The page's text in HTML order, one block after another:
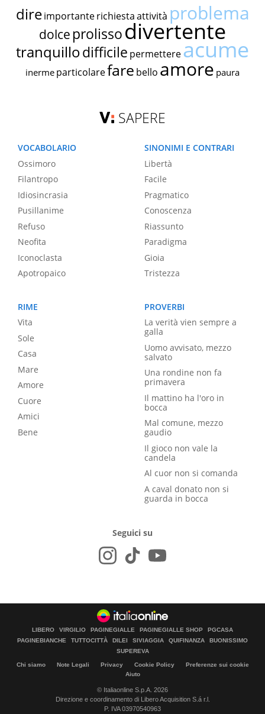
dire importante richiestaattività problema
dolce prolissodivertente
tranquillodifficile permettereacume
inerme particolarefare bello amore paura
SAPERE
VOCABOLARIO
Ossimoro
Filantropo
Idiosincrasia
Pusillanime
Refuso
Neofita
Iconoclasta
Apotropaico
SINONIMI E CONTRARI
Libertà
Facile
Pragmatico
Conoscenza
Riassunto
Paradigma
Gioia
Tristezza
RIME
Vita
Sole
Casa
Mare
Amore
Cuore
Amici
Bene
PROVERBI
La verità vien sempre a
galla
Uomo avvisato, mezzo
salvato
Una rondine non fa
primavera
Il mattino ha l'oro in
bocca
Mal comune, mezzo
gaudio
Il gioco non vale la
candela
Al cuor non si comanda
A caval donato non si
guarda in bocca
Seguici su
LIBERO VIRGILIO PAGINEGIALLE PAGINEGIALLE SHOP
PGCASA
PAGINEBIANCHE
TUTTOCITTÀ DILEI SIVIAGGIA QUIFINANZA
BUONISSIMO
SUPEREVA
Chi siamo Note Legali Privacy Cookie Policy
Preferenze sui cookie
Aiuto
© Italiaonline S.p.A. 2026
Direzione e coordinamento di Libero Acquisition S.á r.l.
P. IVA 03970540963